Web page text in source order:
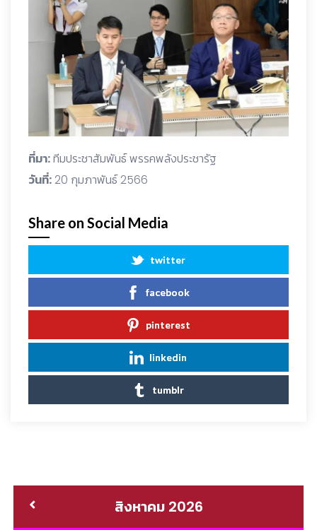
ที่มา:ทีมประชาสัมพันธ์ พรรคพลังประชารัฐ
วันที่: 20 กุมภาพันธ์ 2566
Share on Social Media
twitter
facebook
pinterest
linkedin
tumblr
สิงหาคม 2026